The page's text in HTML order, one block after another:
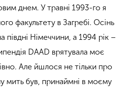
днем. У травні 1993-го я
факультету в Загребі. Осінь
півдні Німеччини, а 1994 рік –
DAAD врятувала моє
Але йшлося не тільки про
мить був, принаймні в моєму